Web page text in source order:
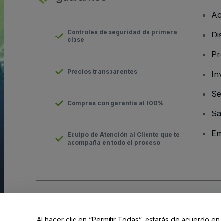
Controles de seguridad de primera
clase
Precios transparentes
Compras con garantía al 100%
Equipo de Atención al Cliente que te
acompaña en todo el proceso
Al hacer clic en “Permitir Todas”, estarás de acuerdo